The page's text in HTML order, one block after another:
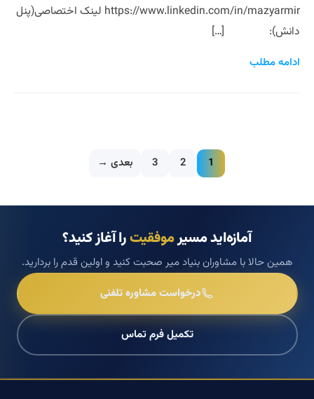
https://www.linkedin.com/in/mazyarmir لینک اختصاصی(پنل
دانش): […]
ادامه مطلب
1
2
3 بعدی →
آمازه‌اید مسیرموفقیترا آغاز کنید؟
همین حالا با مشاوران بنیاد میر صحبت کنید و اولین قدم را بردارید.
درخواست مشاوره تلفنی
تکمیل فرم تماس